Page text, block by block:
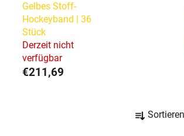
Gelbes Stoff-
Hockeyband | 36
Stück
Derzeit nicht
verfügbar
€211,69
r